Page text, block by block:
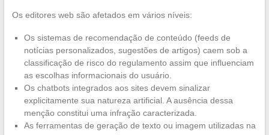
Os editores web são afetados em vários níveis:
Os sistemas de recomendação de conteúdo (feeds de
notícias personalizados, sugestões de artigos) caem sob a
classificação de risco do regulamento assim que influenciam
as escolhas informacionais do usuário.
Os chatbots integrados aos sites devem sinalizar
explicitamente sua natureza artificial. A ausência dessa
menção constitui uma infração caracterizada.
As ferramentas de geração de texto ou imagem utilizadas na